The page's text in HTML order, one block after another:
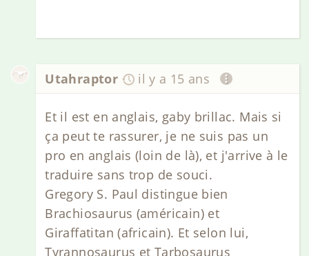
Utahraptor il y a 15 ans
Et il est en anglais, gaby brillac. Mais si
ça peut te rassurer, je ne suis pas un
pro en anglais (loin de là), et j'arrive à le
traduire sans trop de souci.
Gregory S. Paul distingue bien
Brachiosaurus (américain) et
Giraffatitan (africain). Et selon lui,
Tyrannosaurus et Tarbosaurus